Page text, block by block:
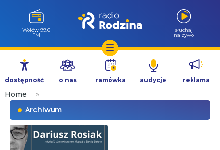
Przejdź
treści
Wołów 99.6
FM
słuchaj
na żywo
dostępność o nas ramówka audycje reklama
Home
»
Archiwum